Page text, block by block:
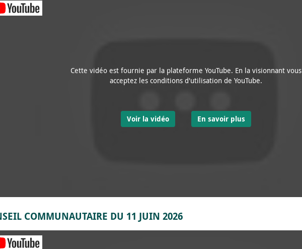
Cette vidéo est fournie par la plateforme YouTube. En la visionnant vous
acceptez les conditions d'utilisation de YouTube.
Voir la vidéo En savoir plus
COMMUNAUTAIRE DU 11 JUIN 2026